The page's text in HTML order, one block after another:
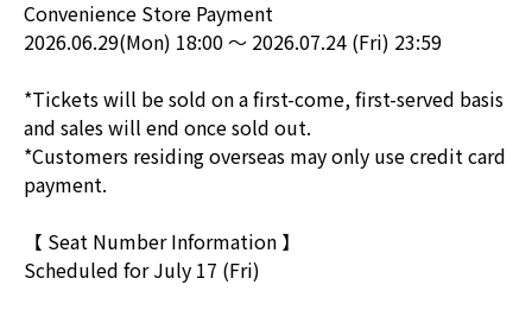
Convenience Store Payment
2026.06.29(Mon) 18:00 ～ 2026.07.24 (Fri) 23:59
*Tickets will be sold on a first-come, first-served basis
and sales will end once sold out.
*Customers residing overseas may only use credit card
payment.
【 Seat Number Information 】
Scheduled for July 17 (Fri)